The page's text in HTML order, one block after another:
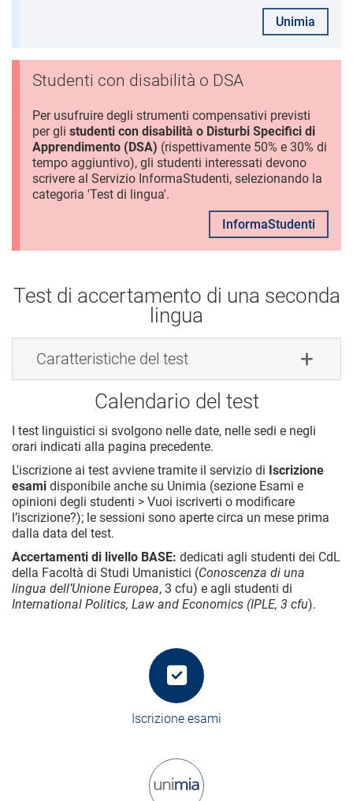
Unimia
Studenti con disabilità o DSA
Per usufruire degli strumenti compensativi previsti
per gli studenti con disabilità o Disturbi Specifici di
Apprendimento (DSA) (rispettivamente 50% e 30% di
tempo aggiuntivo), gli studenti interessati devono
scrivere al Servizio InformaStudenti, selezionando la
categoria 'Test di lingua'.
InformaStudenti
Test di accertamento di una seconda
lingua
Caratteristiche del test
Calendario del test
I test linguistici si svolgono nelle date, nelle sedi e negli
orari indicati alla pagina precedente.
L'iscrizione ai test avviene tramite il servizio di Iscrizione
esami disponibile anche su Unimia (sezione Esami e
opinioni degli studenti > Vuoi iscriverti o modificare
l’iscrizione?); le sessioni sono aperte circa un mese prima
dalla data del test.
Accertamenti di livello BASE: dedicati agli studenti dei CdL
della Facoltà di Studi Umanistici (Conoscenza di una
lingua dell’Unione Europea, 3 cfu) e agli studenti di
International Politics, Law and Economics (IPLE, 3 cfu).
Iscrizione esami